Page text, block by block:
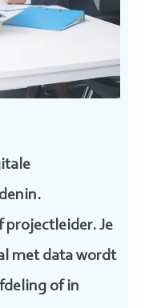
projectleider. Je
met data wordt
of in